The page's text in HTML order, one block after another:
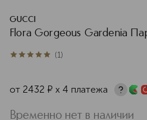
GUCCI
Flora Gorgeous Gardenia
5из 51 (1)
от 2432 ¤ х 4 платежа
Временно нет в наличии